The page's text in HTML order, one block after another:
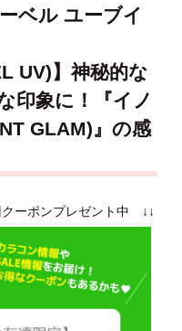
ベル ユーブイ
UV)】神秘的な
印象に！『イノ
GLAM)』の感
ーポンプレゼント中 ↓↓